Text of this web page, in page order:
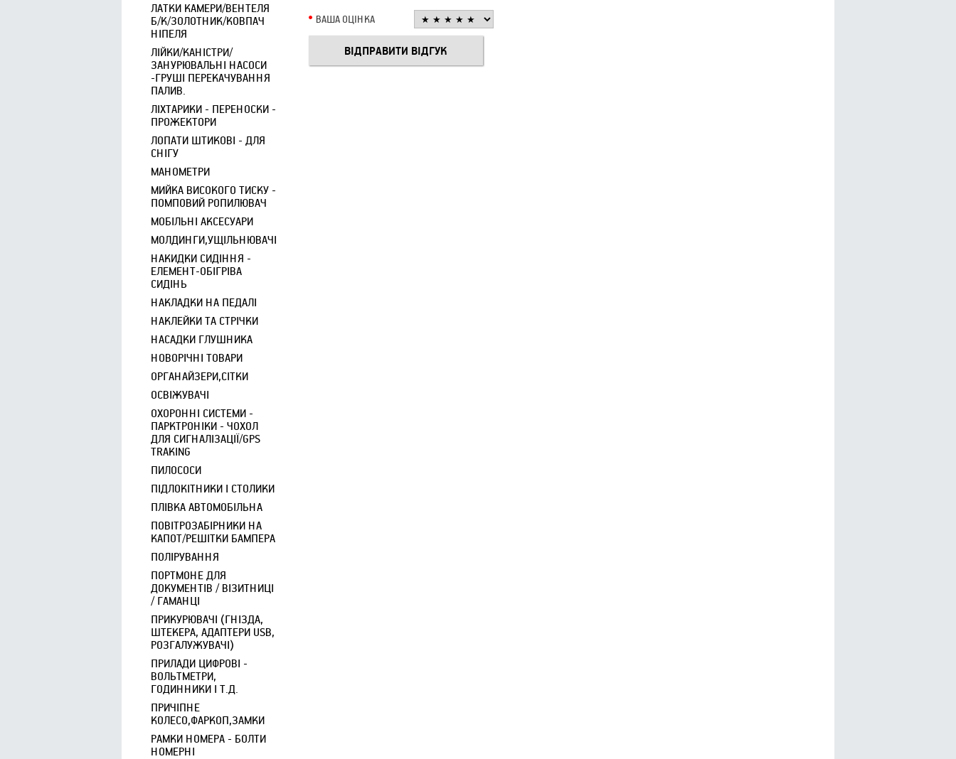
ЛАТКИ КАМЕРИ/ВЕНТЕЛЯ
Б/К/ЗОЛОТНИК/КОВПАЧ
НІПЕЛЯ
ЛІЙКИ/КАНІСТРИ/
ЗАНУРЮВАЛЬНІ НАСОСИ
-ГРУШІ ПЕРЕКАЧУВАННЯ
ПАЛИВ.
ЛІХТАРИКИ - ПЕРЕНОСКИ -
ПРОЖЕКТОРИ
ЛОПАТИ ШТИКОВІ - ДЛЯ
СНІГУ
МАНОМЕТРИ
МИЙКА ВИСОКОГО ТИСКУ -
ПОМПОВИЙ РОПИЛЮВАЧ
МОБІЛЬНІ АКСЕСУАРИ
МОЛДИНГИ,УЩІЛЬНЮВАЧІ
НАКИДКИ СИДІННЯ -
ЕЛЕМЕНТ-ОБІГРІВА
СИДІНЬ
НАКЛАДКИ НА ПЕДАЛІ
НАКЛЕЙКИ ТА СТРІЧКИ
НАСАДКИ ГЛУШНИКА
НОВОРІЧНІ ТОВАРИ
ОРГАНАЙЗЕРИ,СІТКИ
ОСВІЖУВАЧІ
ОХОРОННІ СИСТЕМИ -
ПАРКТРОНІКИ - ЧОХОЛ
ДЛЯ СИГНАЛІЗАЦІЇ/GPS
TRAKING
ПИЛОСОСИ
ПІДЛОКІТНИКИ І СТОЛИКИ
ПЛІВКА АВТОМОБІЛЬНА
ПОВІТРОЗАБІРНИКИ НА
КАПОТ/РЕШІТКИ БАМПЕРА
ПОЛІРУВАННЯ
ПОРТМОНЕ ДЛЯ
ДОКУМЕНТІВ / ВІЗИТНИЦІ
/ ГАМАНЦІ
ПРИКУРЮВАЧІ (ГНІЗДА,
ШТЕКЕРА, АДАПТЕРИ USB,
РОЗГАЛУЖУВАЧІ)
ПРИЛАДИ ЦИФРОВІ -
ВОЛЬТМЕТРИ,
ГОДИННИКИ І Т.Д.
ПРИЧІПНЕ
КОЛЕСО,ФАРКОП,ЗАМКИ
РАМКИ НОМЕРА - БОЛТИ
НОМЕРНІ
ВАША ОЦІНКА